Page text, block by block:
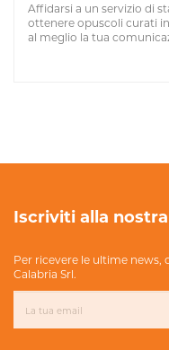
Affidarsi a un servizio di
ottenere opuscoli curati
al meglio la tua
Iscriviti alla
Per ricevere le ultime news,
Calabria Srl.